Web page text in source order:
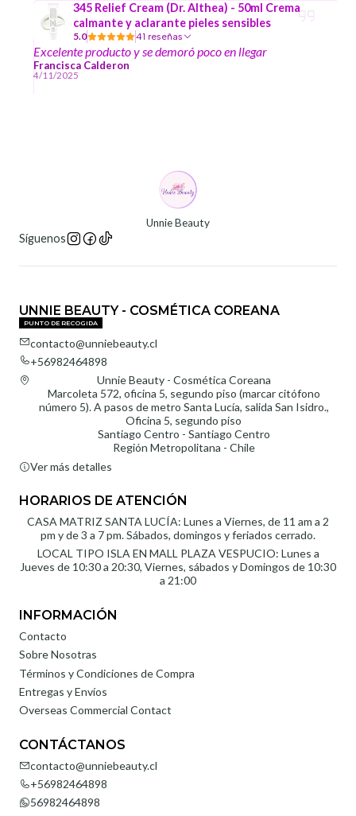
345 Relief Cream (Dr. Althea) - 50ml Crema
calmante y aclarante pieles sensibles
5.0 41 reseñas
Excelente producto y se demoró poco en llegar
Francisca Calderon
4/11/2025
Unnie Beauty
Síguenos
UNNIE BEAUTY - COSMÉTICA COREANA
PUNTO DE RECOGIDA
contacto@unniebeauty.cl
+56982464898
Unnie Beauty - Cosmética Coreana
Marcoleta 572, oficina 5, segundo piso (marcar citófono
número 5). A pasos de metro Santa Lucía, salida San Isidro.,
Oficina 5, segundo piso
Santiago Centro - Santiago Centro
Región Metropolitana - Chile
Ver más detalles
HORARIOS DE ATENCIÓN
CASA MATRIZ SANTA LUCÍA: Lunes a Viernes, de 11 am a 2
pm y de 3 a 7 pm. Sábados, domingos y feriados cerrado.
LOCAL TIPO ISLA EN MALL PLAZA VESPUCIO: Lunes a
Jueves de 10:30 a 20:30, Viernes, sábados y Domingos de 10:30
a 21:00
INFORMACIÓN
Contacto
Sobre Nosotras
Términos y Condiciones de Compra
Entregas y Envíos
Overseas Commercial Contact
CONTÁCTANOS
contacto@unniebeauty.cl
+56982464898
56982464898